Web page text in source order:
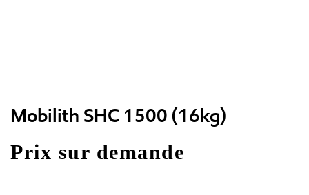
Mobilith SHC 1500 (16kg)
Prix sur demande